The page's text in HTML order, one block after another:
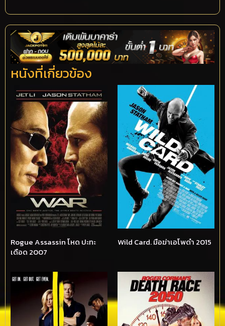
หนังที่เกี่ยวข้อง
Rogue Assassin โหด ปะทะ
เดือด 2007
Wild Card. มือฆ่าเอโพดำ 2015